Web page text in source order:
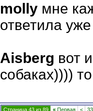
molly мне
ответила
Aisberg вот
собаках))))
Страница 43 из 89 « Первая < 33